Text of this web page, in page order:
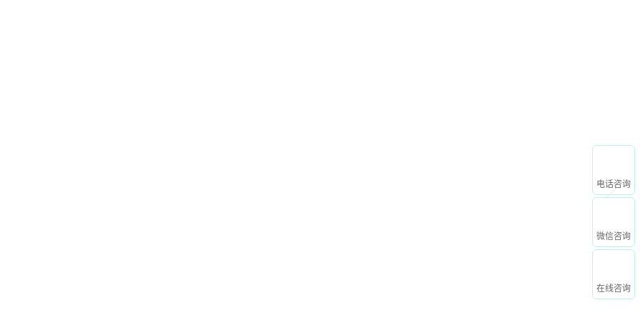
电话咨询
微信咨询
在线咨询